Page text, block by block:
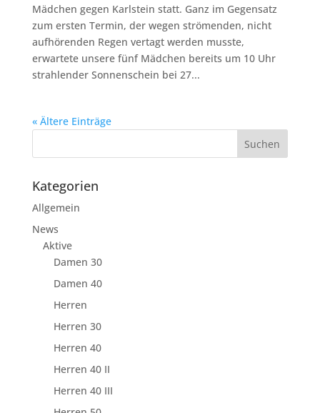
Mädchen gegen Karlstein statt. Ganz im Gegensatz
zum ersten Termin, der wegen strömenden, nicht
aufhörenden Regen vertagt werden musste,
erwartete unsere fünf Mädchen bereits um 10 Uhr
strahlender Sonnenschein bei 27...
« Ältere Einträge
Kategorien
Allgemein
News
Aktive
Damen 30
Damen 40
Herren
Herren 30
Herren 40
Herren 40 II
Herren 40 III